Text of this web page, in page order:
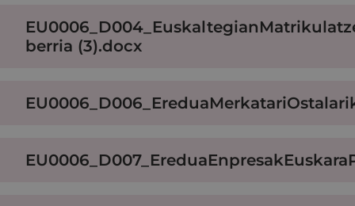
berria (3).docx